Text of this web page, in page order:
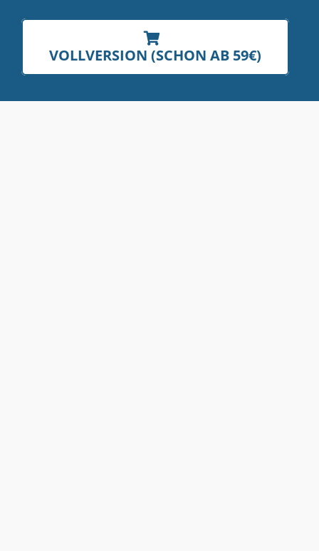
VOLLVERSION (SCHON AB 59€)